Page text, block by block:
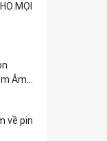
MỌI
Âm
về pin